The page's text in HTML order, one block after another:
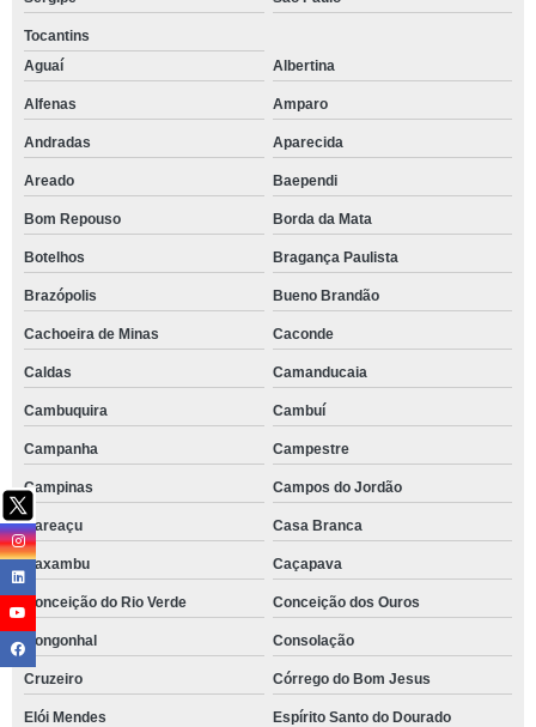
Tocantins
Aguaí
Albertina
Alfenas Amparo
Andradas Aparecida
Areado Baependi
Bom Repouso Borda da Mata
Botelhos Bragança Paulista
Brazópolis Bueno Brandão
Cachoeira de Minas Caconde
Caldas Camanducaia
Cambuquira Cambuí
Campanha Campestre
Campinas Campos do Jordão
Careaçu Casa Branca
Caxambu Caçapava
Conceição do Rio Verde Conceição dos Ouros
Congonhal Consolação
Cruzeiro Córrego do Bom Jesus
Elói Mendes Espírito Santo do Dourado